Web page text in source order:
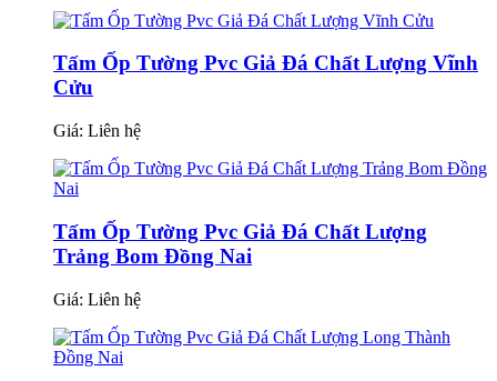
Tấm Ốp Tường Pvc Giả Đá Chất Lượng Vĩnh
Cửu
Giá: Liên hệ
Tấm Ốp Tường Pvc Giả Đá Chất Lượng
Trảng Bom Đồng Nai
Giá: Liên hệ